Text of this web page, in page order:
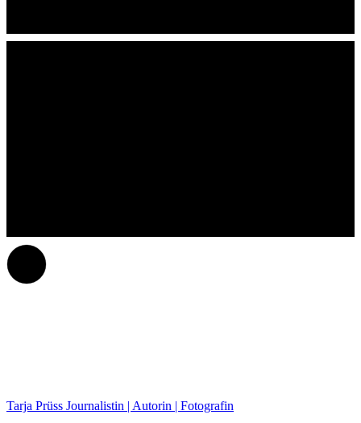
Tarja Prüss Journalistin | Autorin | Fotografin